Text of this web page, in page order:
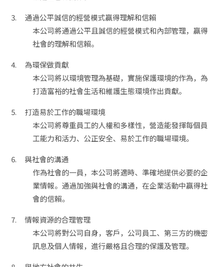
通過公平誠信的經營模式贏得理解和信賴
本公司將通過公平且誠信的經營模式和內部管理，贏得
社會的理解和信賴。
為環保做貢獻
本公司將以環境管理為基礎，實施保護環境的作為，為
打造富裕的社會生活和維護生態環境作出貢獻。
打造易於工作的職場環境
本公司將尊重員工的人權和多樣性，營造能發揮每個員
工能力和活力、公正安全、易於工作的職場環境。
與社會的溝通
作為社會的一員，本公司將適時、準確地提供必要的企
業情報。通過加強與社會的溝通，在企業活動中贏得社
會的信賴。
情報資源的合理管理
本公司將對公司自身，客戶，公司員工、第三方的機密
訊息及個人情報，進行嚴格且合理的保護及管理。